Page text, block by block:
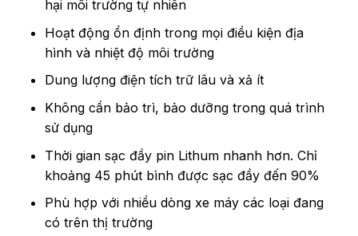
hại môi trường tự nhiên
Hoạt động ổn định trong mọi điều kiện địa
hình và nhiệt độ môi trường
Dung lượng điện tích trữ lâu và xả ít
Không cần bảo trì, bảo dưỡng trong quá trình
sử dụng
Thời gian sạc đầy pin Lithum nhanh hơn. Chỉ
khoảng 45 phút bình được sạc đầy đến 90%
Phù hợp với nhiều dòng xe máy các loại đang
có trên thị trường